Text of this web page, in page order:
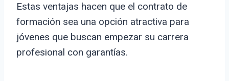
Estas ventajas hacen que el contrato de
formación sea una opción atractiva para
jóvenes que buscan empezar su carrera
profesional con garantías.